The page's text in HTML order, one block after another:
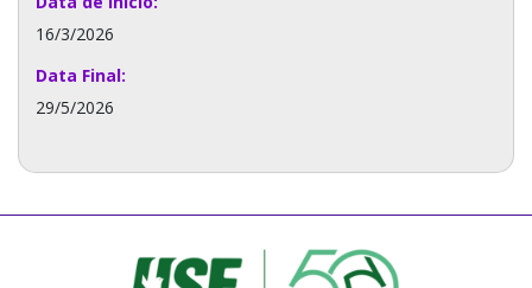
16/3/2026
Data Final:
29/5/2026